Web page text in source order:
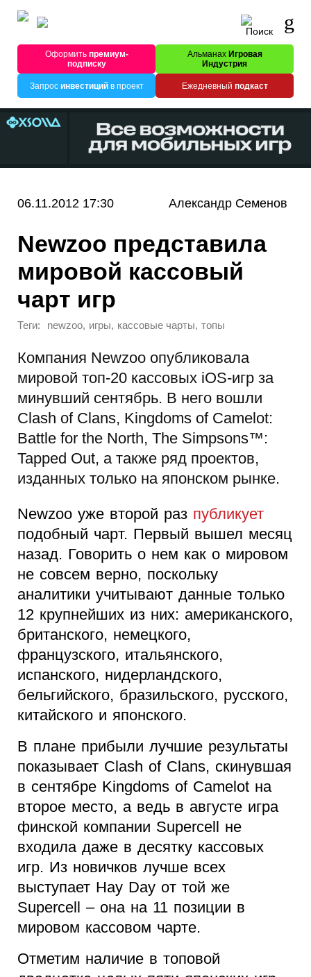
Оформитьпремиум-
подписку
Альманах Игровая
Индустрия
Запрос инвестицийв проект Ежедневный подкаст
06.11.2012 17:30 Александр Семенов
Newzoo представила
мировой кассовый
чарт игр
Теги: newzoo, игры, кассовые чарты, топы
Компания Newzoo опубликовала
мировой топ-20 кассовых iOS-игр за
минувший сентябрь. В него вошли
Clash of Clans, Kingdoms of Camelot:
Battle for the North, The Simpsons™:
Tapped Out, а также ряд проектов,
изданных только на японском рынке.
Newzoo уже второй раз публикует
подобный чарт. Первый вышел месяц
назад. Говорить о нем как о мировом
не совсем верно, поскольку
аналитики учитывают данные только
12 крупнейших из них: американского,
британского, немецкого,
французского, итальянского,
испанского, нидерландского,
бельгийского, бразильского, русского,
китайского и японского.
В плане прибыли лучшие результаты
показывает Clash of Clans, скинувшая
в сентябре Kingdoms of Camelot на
второе место, а ведь в августе игра
финской компании Supercell не
входила даже в десятку кассовых
игр. Из новичков лучше всех
выступает Hay Day от той же
Supercell – она на 11 позиции в
мировом кассовом чарте.
Отметим наличие в топовой